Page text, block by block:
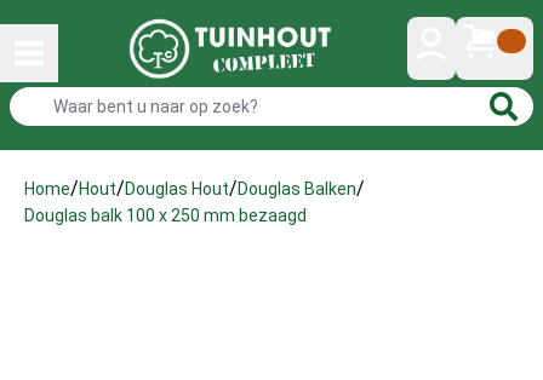
Home/Hout/Douglas Hout/Douglas Balken/
Douglas balk 100 x 250 mm bezaagd